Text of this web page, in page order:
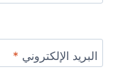
البريد الإلكتروني *